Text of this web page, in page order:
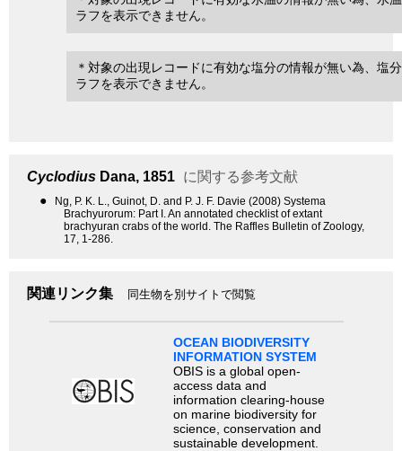
ラフを表示できません。
＊対象の出現レコードに有効な塩分の情報が無い為、塩
ラフを表示できません。
Cyclodius Dana, 1851 に関する参考文献
●
Ng, P. K. L., Guinot, D. and P. J. F. Davie (2008) Systema
Brachyurorum: Part I. An annotated checklist of extant
brachyuran crabs of the world. The Raffles Bulletin of Zoology,
17, 1-286.
関連リンク集 同生物を別サイトで閲覧
OCEAN BIODIVERSITY
INFORMATION SYSTEM
OBIS is a global open-
access data and
information clearing-house
on marine biodiversity for
science, conservation and
sustainable development.